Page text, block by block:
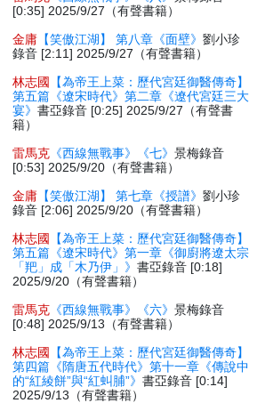
[0:35] 2025/9/27（有聲書籍）
金庸 【笑傲江湖】 第八章《面壁》劉小珍
錄音 [2:11] 2025/9/27（有聲書籍）
林志國
【為帝王上菜：歷代宮廷御醫傳奇】
第五篇《遼宋時代》第二章《遼代宮廷三大
宴》書亞錄音 [0:25] 2025/9/27（有聲書
籍）
雷馬克 《西線無戰事》《七》景梅錄音
[0:53] 2025/9/20（有聲書籍）
金庸 【笑傲江湖】 第七章《授譜》劉小珍
錄音 [2:06] 2025/9/20（有聲書籍）
林志國
【為帝王上菜：歷代宮廷御醫傳奇】
第五篇《遼宋時代》第一章《御廚將遼太宗
「羓」成「木乃伊」》書亞錄音 [0:18]
2025/9/20（有聲書籍）
雷馬克 《西線無戰事》《六》景梅錄音
[0:48] 2025/9/13（有聲書籍）
林志國
【為帝王上菜：歷代宮廷御醫傳奇】
第四篇《隋唐五代時代》第十一章《傳說中
的“紅綾餅”與“紅虯脯”》書亞錄音 [0:14]
2025/9/13（有聲書籍）